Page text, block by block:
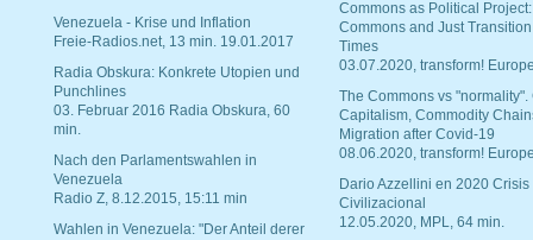
Venezuela - Krise und Inflation
Freie-Radios.net, 13 min. 19.01.2017
Radia Obskura: Konkrete Utopien und
Punchlines
03. Februar 2016 Radia Obskura, 60
min.
Nach den Parlamentswahlen in
Venezuela
Radio Z, 8.12.2015, 15:11 min
Wahlen in Venezuela: "Der Anteil derer
Commons as Political Project:
Commons and Just
Times
03.07.2020, transform!
The Commons vs "normality".
Capitalism, Commodity
Migration after Covid-19
08.06.2020, transform!
Dario Azzellini en 2020 Crisis
Civilizacional
12.05.2020, MPL, 64 min.